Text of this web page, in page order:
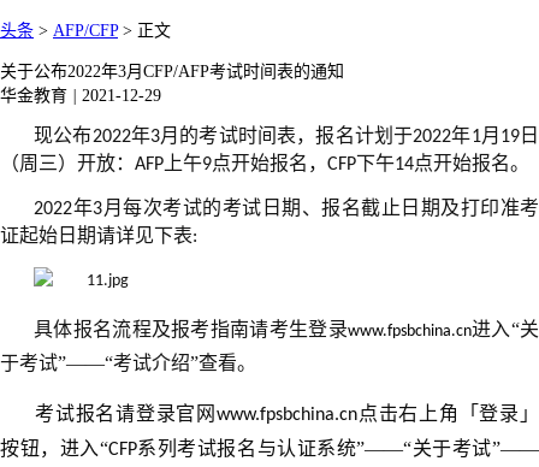
头条 > AFP/CFP> 正文
关于公布2022年3月CFP/AFP考试时间表的通知
华金教育
2021-12-29
现公布2022年3月的考试时间表，报名计划于2022年1月 19日
（周三）开放： AFP 上午9点开始报名， CFP下午14点开始报名。
2022年3月每次考试的考试日期、报名截止日期及打印准考
证起始日期请详见下表:
具体报名流程及报考指南请考生登录www.fpsbchina.cn进入“关
于考试”——“考试介绍”查看。
考试报名请登录官网 www.fpsbchina.cn点击右上角「登录」
按钮，进入“CFP系列考试报名与认证系统”——“关于考试”——